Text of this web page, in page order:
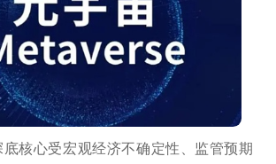
核心受宏观经济不确定性、监管预期